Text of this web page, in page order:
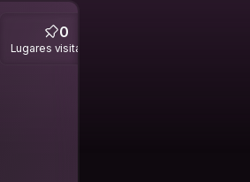
0
Lugares visitados